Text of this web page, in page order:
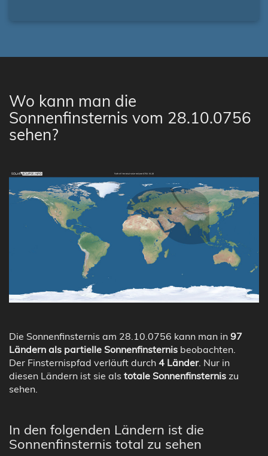
Wo kann man die
Sonnenfinsternis vom 28.10.0756
sehen?
Die Sonnenfinsternis am 28.10.0756 kann man in 97
Ländern als partielle Sonnenfinsternis beobachten.
Der Finsternispfad verläuft durch 4 Länder. Nur in
diesen Ländern ist sie als totale Sonnenfinsternis zu
sehen.
In den folgenden Ländern ist die
Sonnenfinsternis total zu sehen